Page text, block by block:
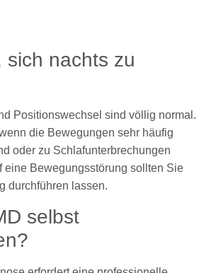
sich nachts zu
Positionswechsel sind völlig normal.
die Bewegungen sehr häufig
oder zu Schlafunterbrechungen
eine Bewegungsstörung sollten Sie
durchführen lassen.
selbst